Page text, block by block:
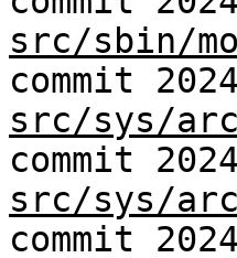
src/sbin/
commit
src/sys/
commit
src/sys/
commit